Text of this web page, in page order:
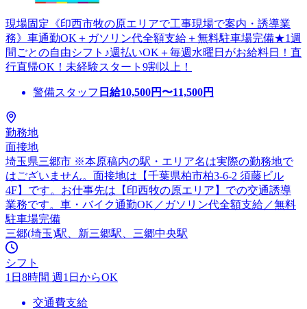
現場固定《印西市牧の原エリアで工事現場で案内・誘導業
務》車通勤OK＋ガソリン代全額支給＋無料駐車場完備★1週
間ごとの自由シフト♪週払いOK＋毎週水曜日がお給料日！直
行直帰OK！未経験スタート9割以上！
警備スタッフ 日給10,500円〜11,500円
勤務地
面接地
埼玉県三郷市 ※本原稿内の駅・エリア名は実際の勤務地で
はございません。面接地は【千葉県柏市柏3-6-2 須藤ビル
4F】です。お仕事先は【印西牧の原エリア】での交通誘導
業務です。車・バイク通勤OK／ガソリン代全額支給／無料
駐車場完備
三郷(埼玉)駅、新三郷駅、三郷中央駅
シフト
1日8時間 週1日からOK
交通費支給